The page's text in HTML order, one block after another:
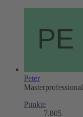
Peter
Masterprofessional
Punkte
7.805